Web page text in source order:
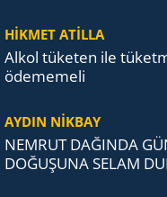
TEŞKİLATI’NA UZANAN
HİKMET ATİLLA
Alkol tü­ke­ten ile
öde­me­me­li
AYDIN NİKBAY
NEMRUT DAĞINDA
DOĞUŞUNA SELAM